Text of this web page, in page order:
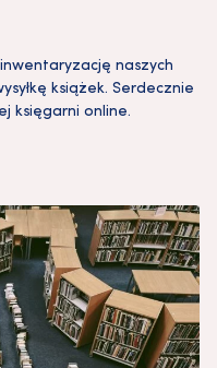
naszych
książek. Serdecznie
księgarni online.